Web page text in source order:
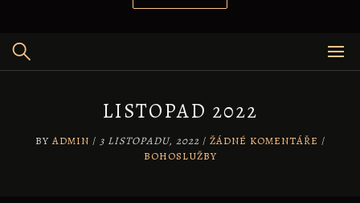
LISTOPAD 2022
BY ADMIN / 3 LISTOPADU, 2022/ ŽÁDNÉ KOMENTÁŘE /
BOHOSLUŽBY